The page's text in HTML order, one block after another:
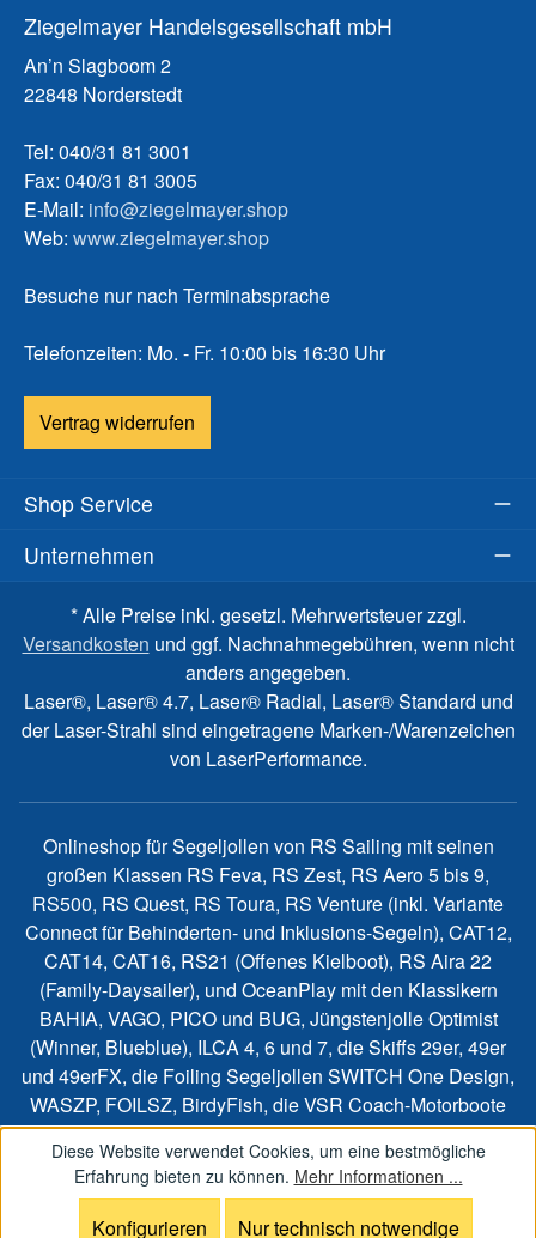
Ziegelmayer Handelsgesellschaft mbH
An’n Slagboom 2
22848 Norderstedt
Tel: 040/31 81 3001
Fax: 040/31 81 3005
E-Mail: info@ziegelmayer.shop
Web: www.ziegelmayer.shop
Besuche nur nach Terminabsprache
Telefonzeiten: Mo. - Fr. 10:00 bis 16:30 Uhr
Vertrag widerrufen
Shop Service
Unternehmen
* Alle Preise inkl. gesetzl. Mehrwertsteuer zzgl.
Versandkosten und ggf. Nachnahmegebühren, wenn nicht
anders angegeben.
Laser®, Laser® 4.7, Laser® Radial, Laser® Standard und
der Laser-Strahl sind eingetragene Marken-/Warenzeichen
von LaserPerformance.
Onlineshop für Segeljollen von RS Sailing mit seinen
großen Klassen RS Feva, RS Zest, RS Aero 5 bis 9,
RS500, RS Quest, RS Toura, RS Venture (inkl. Variante
Connect für Behinderten- und Inklusions-Segeln), CAT12,
CAT14, CAT16, RS21 (Offenes Kielboot), RS Aira 22
(Family-Daysailer), und OceanPlay mit den Klassikern
BAHIA, VAGO, PICO und BUG, Jüngstenjolle Optimist
(Winner, Blueblue), ILCA 4, 6 und 7, die Skiffs 29er, 49er
und 49erFX, die Foiling Segeljollen SWITCH One Design,
WASZP, FOILSZ, BirdyFish, die VSR Coach-Motorboote
sowie Bootszubehör und Ersatzteile.
Diese Website verwendet Cookies, um eine bestmögliche
Erfahrung bieten zu können. Mehr Informationen ...
Nur technisch notwendige
Konfigurieren